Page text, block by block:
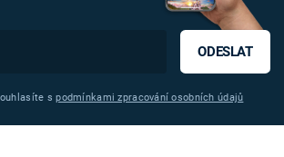
ODESLAT
spodmínkami zpracování osobních údajů